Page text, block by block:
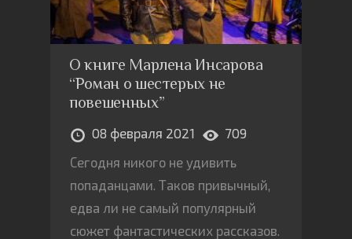
О книге Марлена Инсарова
“Роман о шестерых не
повешенных”
08 февраля 2021
709
Сегодня никого не удивить
попаданцами. Таков привычный,
едва ли не самый популярный
сюжет фантастических рассказов.